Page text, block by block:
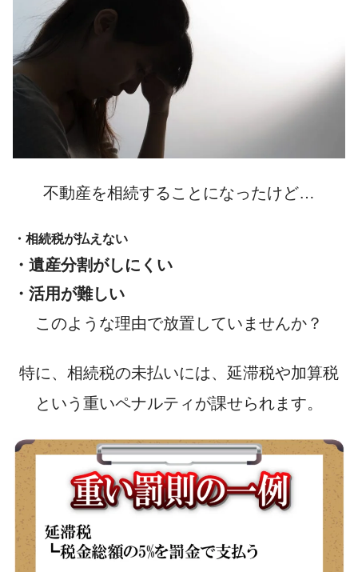
不動産を相続することになったけど…
・相続税が払えない
・遺産分割がしにくい
・活用が難しい
このような理由で放置していませんか？
特に、相続税の未払いには、 延滞税や加算税
という重いペナルティ が課せられます。